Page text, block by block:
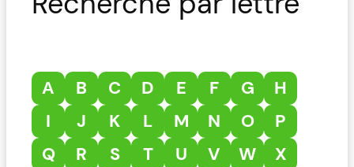
A B C D E F G
H
I
J K L M N O
P
Q
R S T U V W
X